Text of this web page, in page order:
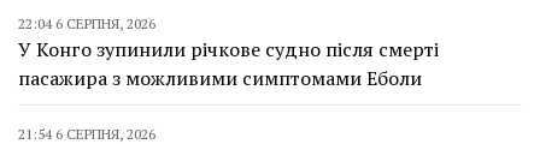
22:04 6 СЕРПНЯ, 2026
У Конго зупинили річкове судно після смерті
пасажира з можливими симптомами Еболи
21:54 6 СЕРПНЯ, 2026